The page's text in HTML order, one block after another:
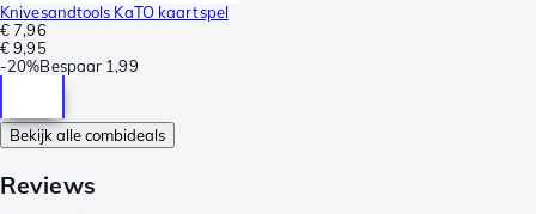
Knivesandtools KaTO kaartspel
€ 7,96
€ 9,95
-20%Bespaar 1,99
Bekijk alle combideals
Reviews